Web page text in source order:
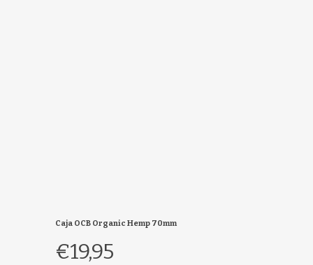
Caja OCB Organic Hemp 70mm
€19,95